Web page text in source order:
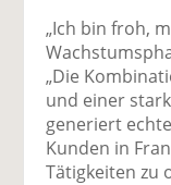
„Ich bin froh,
„Die
und einer
generiert
Kunden in
Tätigkeiten zu